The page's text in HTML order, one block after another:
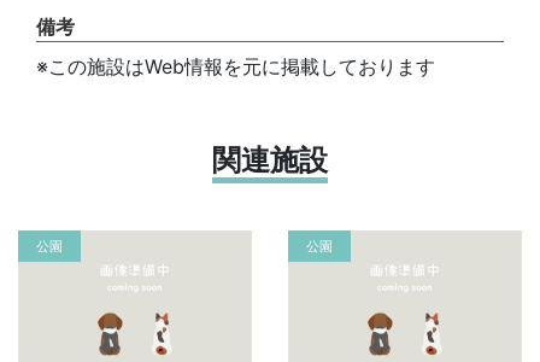
備考
※この施設はWeb情報を元に掲載しております
関連施設
公園 公園